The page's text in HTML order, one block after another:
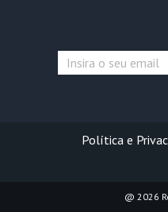
Política e
@ 2026